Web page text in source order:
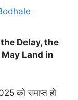
Delay, the
Land in
को समाप्त हो